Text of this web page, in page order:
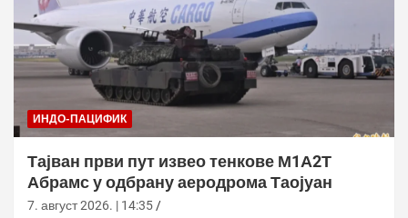
ИНДО-ПАЦИФИК
Тајван први пут извео тенкове М1А2Т
Абрамс у одбрану аеродрома Таојуан
7. август 2026. | 14:35